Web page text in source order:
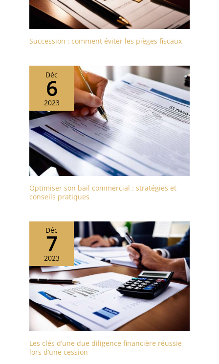
Succession : comment éviter les pièges fiscaux
Déc
6
2023
Optimiser son bail commercial : stratégies et
conseils pratiques
Déc
7
2023
Les clés d’une due diligence financière réussie
lors d’une cession